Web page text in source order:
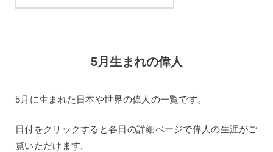
5月生まれの偉人
5月に生まれた日本や世界の偉人の一覧です。
日付をクリックすると各日の詳細ページで偉人の生涯がご
覧いただけます。